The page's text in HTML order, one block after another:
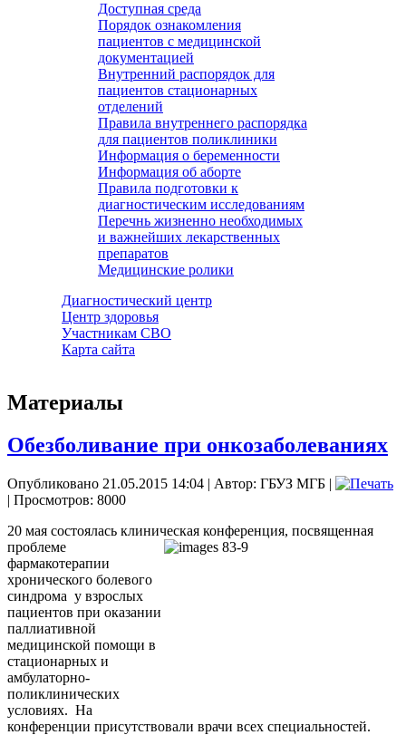
Доступная среда
Порядок ознакомления
пациентов с медицинской
документацией
Внутренний распорядок для
пациентов стационарных
отделений
Правила внутреннего распорядка
для пациентов поликлиники
Информация о беременности
Информация об аборте
Правила подготовки к
диагностическим исследованиям
Перечнь жизненно необходимых
и важнейших лекарственных
препаратов
Медицинские ролики
Диагностический центр
Центр здоровья
Участникам СВО
Карта сайта
Материалы
Обезболивание при онкозаболеваниях
Опубликовано 21.05.2015 14:04 | Автор: ГБУЗ МГБ |
| Просмотров: 8000
20 мая состоялась клиническая конференция, посвященная
проблеме
фармакотерапии
хронического болевого
синдрома у взрослых
пациентов при оказании
паллиативной
медицинской помощи в
стационарных и
амбулаторно-
поликлинических
условиях. На
конференции присутствовали врачи всех специальностей.